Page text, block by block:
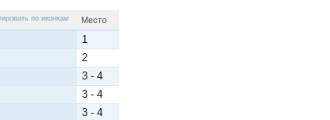
Место
1
2
3 - 4
3 - 4
3 - 4